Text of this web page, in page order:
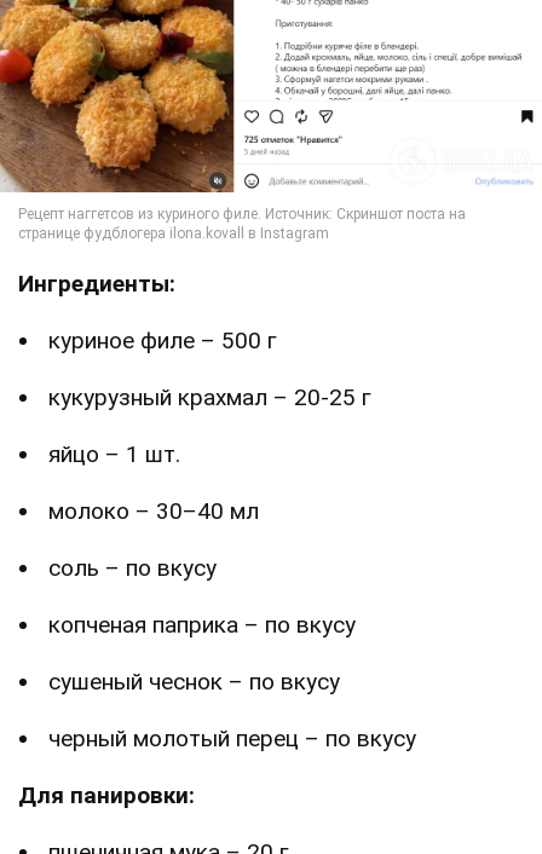
Ингредиенты:
куриное филе – 500 г
кукурузный крахмал – 20-25 г
яйцо – 1 шт.
молоко – 30–40 мл
соль – по вкусу
копченая паприка – по вкусу
сушеный чеснок – по вкусу
черный молотый перец – по вкусу
Для панировки: